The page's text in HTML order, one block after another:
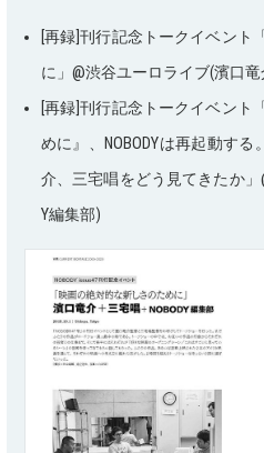
[再録]刊行記念トークイベント
に」@渋谷ユーロライブ(濱口竜
[再録]刊行記念トークイベント
めに』、NOBODYは再起動する
介、三宅唱をどう見てきたか」
Y編集部)